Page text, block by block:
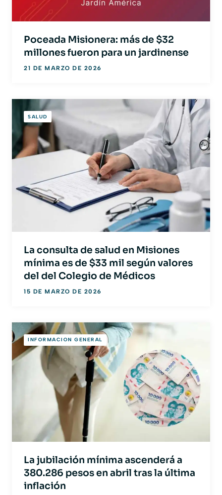
Poceada Misionera: más de $32
millones fueron para un jardinense
21 DE MARZO DE 2026
SALUD
La consulta de salud en Misiones
mínima es de $33 mil según valores
del del Colegio de Médicos
15 DE MARZO DE 2026
INFORMACION GENERAL
La jubilación mínima ascenderá a
380.286 pesos en abril tras la última
inflación